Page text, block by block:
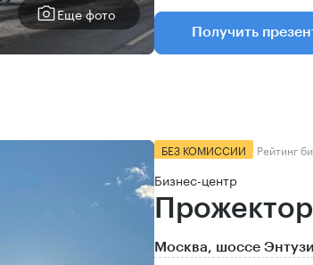
Еще фото
Получить
БЕЗ КОМИССИИ Рейтинг
Бизнес-центр
Прожектор
Москва, шоссе